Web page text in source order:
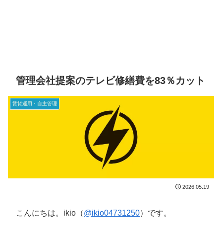
管理会社提案のテレビ修繕費を83％カット
賃貸運用・自主管理
2026.05.19
こんにちは。ikio（@ikio04731250）です。